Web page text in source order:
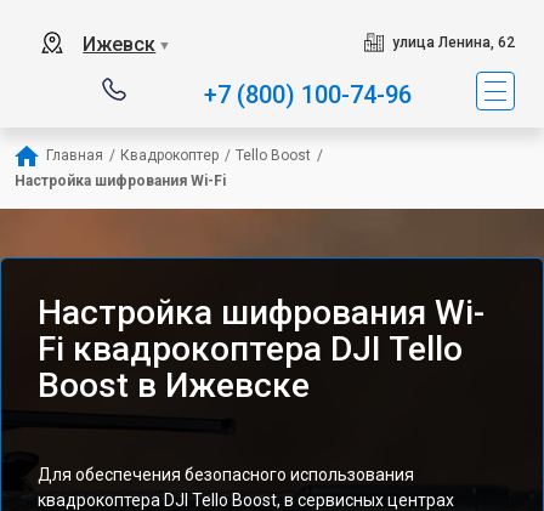
Ижевск ▼ улица Ленина, 62
+7 (800) 100-74-96
Главная / Квадрокоптер / Tello Boost /
Настройка шифрования Wi-Fi
Настройка шифрования Wi-
Fi квадрокоптера DJI Tello
Boost в Ижевске
Для обеспечения безопасного использования
квадрокоптера DJI Tello Boost, в сервисных центрах